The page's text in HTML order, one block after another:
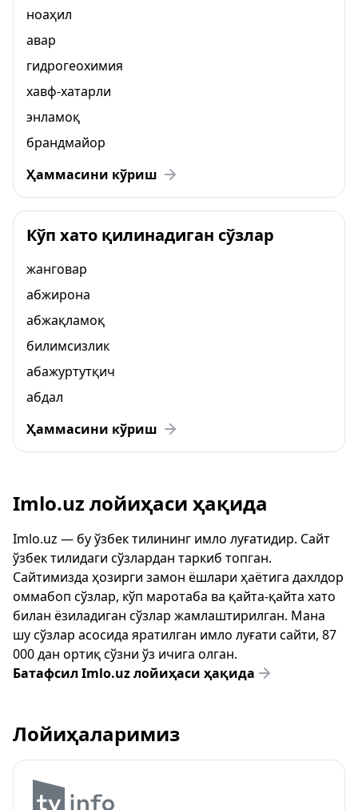
ноаҳил
авар
гидрогеохимия
хавф-хатарли
энламоқ
брандмайор
Ҳаммасини кўриш
Кўп хато қилинадиган сўзлар
жанговар
абжирона
абжақламоқ
билимсизлик
абажуртутқич
абдал
Ҳаммасини кўриш
Imlo.uz лойиҳаси ҳақида
Imlo.uz — бу ўзбек тилининг имло луғатидир. Сайт
ўзбек тилидаги сўзлардан таркиб топган.
Сайтимизда ҳозирги замон ёшлари ҳаётига дахлдор
оммабоп сўзлар, кўп маротаба ва қайта-қайта хато
билан ёзиладиган сўзлар жамлаштирилган. Мана
шу сўзлар асосида яратилган имло луғати сайти, 87
000 дан ортиқ сўзни ўз ичига олган.
Батафсил Imlo.uz лойиҳаси ҳақида
Лойиҳаларимиз